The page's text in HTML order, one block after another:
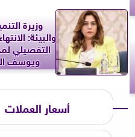
وزيرة
والبيئة:
التفصيلي
ويوسف
أسعار العملات